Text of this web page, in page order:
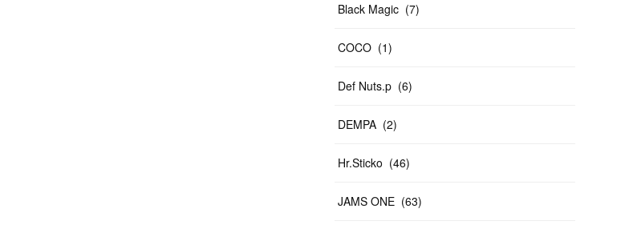
Black Magic (7)
COCO (1)
Def Nuts.p (6)
DEMPA (2)
Hr.Sticko (46)
JAMS ONE (63)